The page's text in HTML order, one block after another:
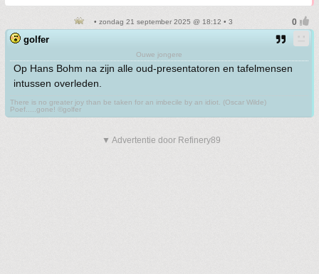
• zondag 21 september 2025 @ 18:12 • 3
golfer
Ouwe jongere
Op Hans Bohm na zijn alle oud-presentatoren en tafelmensen
intussen overleden.
There is no greater joy than be taken for an imbecile by an idiot. (Oscar Wilde)
Poef.....gone! ©golfer
▼ Advertentie door Refinery89